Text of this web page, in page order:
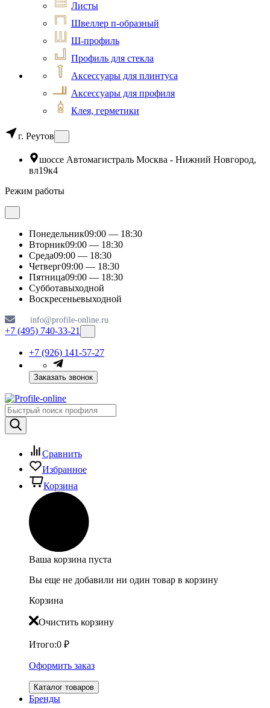
Листы
Швеллер п-образный
Ш-профиль
Профиль для стекла
Аксессуары для плинтуса
Аксессуары для профиля
Клея, герметики
г. Реутов
шоссе Автомагистраль Москва - Нижний Новгород,
вл19к4
Режим работы
Понедельник09:00 — 18:30
Вторник09:00 — 18:30
Среда09:00 — 18:30
Четверг09:00 — 18:30
Пятница09:00 — 18:30
Субботавыходной
Воскресеньевыходной
info@profile-online.ru
+7 (495) 740-33-21
+7 (926) 141-57-27
Заказать звонок
Сравнить
Избранное
Корзина
Ваша корзина пуста
Вы еще не добавили ни один товар в корзину
Корзина
Очистить корзину
Итого:0 ₽
Оформить заказ
Каталог товаров
Бренды